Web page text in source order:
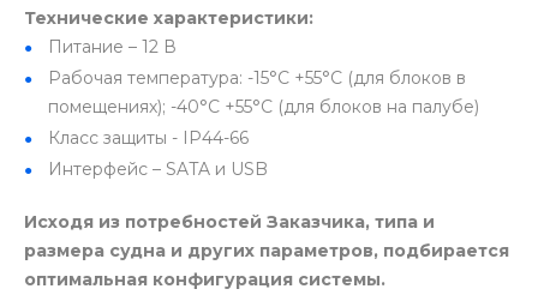
Технические характеристики:
Питание – 12 В
Рабочая температура: -15°C +55°C (для блоков в
помещениях); -40°C +55°C (для блоков на палубе)
Класс защиты - IP44-66
Интерфейс – SATA и USB
Исходя из потребностей Заказчика, типа и
размера судна и других параметров, подбирается
оптимальная конфигурация системы.